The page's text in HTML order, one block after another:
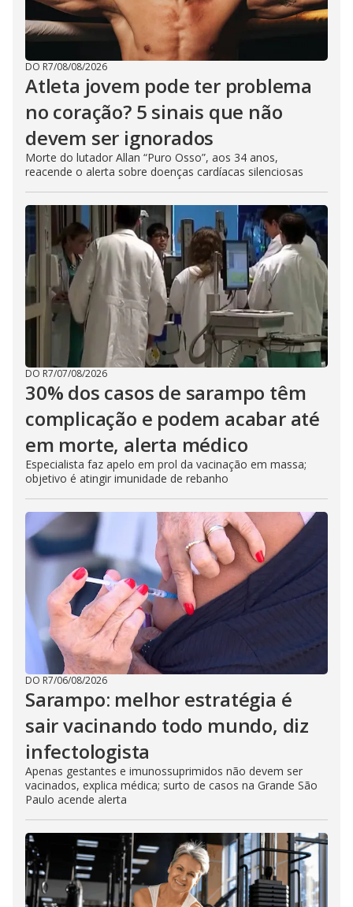
DO R7/08/08/2026
Atleta jovem pode ter problema
no coração? 5 sinais que não
devem ser ignorados
Morte do lutador Allan “Puro Osso”, aos 34 anos,
reacende o alerta sobre doenças cardíacas silenciosas
DO R7/07/08/2026
30% dos casos de sarampo têm
complicação e podem acabar até
em morte, alerta médico
Especialista faz apelo em prol da vacinação em massa;
objetivo é atingir imunidade de rebanho
DO R7/06/08/2026
Sarampo: melhor estratégia é
sair vacinando todo mundo, diz
infectologista
Apenas gestantes e imunossuprimidos não devem ser
vacinados, explica médica; surto de casos na Grande São
Paulo acende alerta